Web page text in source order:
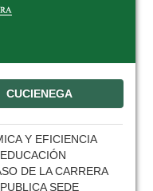
CUCIENEGA
Y EFICIENCIA
DE LA CARRERA
SEDE